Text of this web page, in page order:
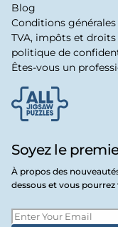
Soyez le
À propos des
dessous et vous
Blog
Conditions générales
TVA, impôts et droits
politique de
Êtes-vous un